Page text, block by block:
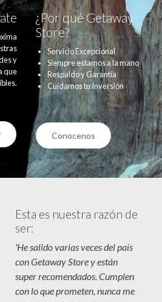
y
que
¿Por qué Getaway
Store?
Servicio Excepcional
Siempre estamos a la mano
Respaldo y Garantía
Cuidamos tu Inversión
Conocenos
Esta es nuestra razón de
ser:
'He salido varias veces del país
con Getaway Store y están
super recomendados. Cumplen
con lo que prometen, nunca me